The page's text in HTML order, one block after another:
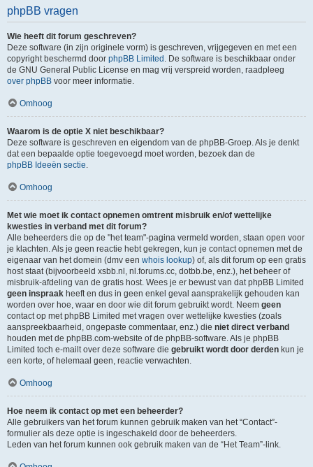
phpBB vragen
Wie heeft dit forum geschreven?
Deze software (in zijn originele vorm) is geschreven, vrijgegeven en met een
copyright beschermd door phpBB Limited . De software is beschikbaar onder
de GNU General Public License en mag vrij verspreid worden, raadpleeg
over phpBB voor meer informatie.
Omhoog
Waarom is de optie X niet beschikbaar?
Deze software is geschreven en eigendom van de phpBB-Groep. Als je denkt
dat een bepaalde optie toegevoegd moet worden, bezoek dan de
phpBB Ideeën sectie.
Omhoog
Met wie moet ik contact opnemen omtrent misbruik en/of wettelijke
kwesties in verband met dit forum?
Alle beheerders die op de "het team"-pagina vermeld worden, staan open voor
je klachten. Als je geen reactie hebt gekregen, kun je contact opnemen met de
eigenaar van het domein (dmv een whois lookup) of, als dit forum op een gratis
host staat (bijvoorbeeld xsbb.nl, nl.forums.cc, dotbb.be, enz.), het beheer of
misbruik-afdeling van de gratis host. Wees je er bewust van dat phpBB Limited
geen inspraak heeft en dus in geen enkel geval aansprakelijk gehouden kan
worden over hoe, waar en door wie dit forum gebruikt wordt. Neem geen
contact op met phpBB Limited met vragen over wettelijke kwesties (zoals
aanspreekbaarheid, ongepaste commentaar, enz.) die niet direct verband
houden met de phpBB.com-website of de phpBB-software. Als je phpBB
Limited toch e-mailt over deze software die gebruikt wordt door derden kun je
een korte, of helemaal geen, reactie verwachten.
Omhoog
Hoe neem ik contact op met een beheerder?
Alle gebruikers van het forum kunnen gebruik maken van het “Contact”-
formulier als deze optie is ingeschakeld door de beheerders.
Leden van het forum kunnen ook gebruik maken van de “Het Team”-link.